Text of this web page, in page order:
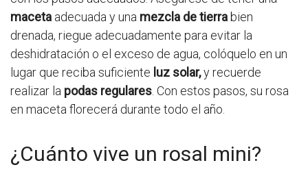
maceta adecuada y una mezcla de tierra bien
drenada, riegue adecuadamente para evitar la
deshidratación o el exceso de agua, colóquelo en un
lugar que reciba suficiente luz solar,y recuerde
realizar la podas regulares. Con estos pasos, su rosa
en maceta florecerá durante todo el año.
¿Cuánto vive un rosal mini?